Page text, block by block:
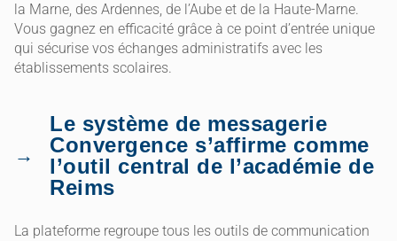
la Marne, des Ardennes, de l’Aube et de la Haute-Marne.
Vous gagnez en efficacité grâce à ce point d’entrée unique
qui sécurise vos échanges administratifs avec les
établissements scolaires.
Le système de messagerie
Convergence s’affirme comme
l’outil central de l’académie de
Reims
La plateforme regroupe tous les outils de communication